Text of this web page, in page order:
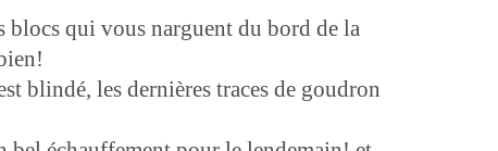
blocs qui vous narguent du bord de la
blindé, les dernières traces de goudron